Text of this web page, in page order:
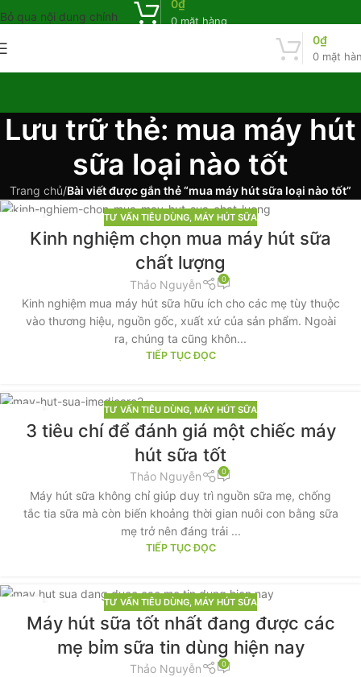
Bỏ qua nội dung chính 0 mặt hàng
0₫
0 mặt
0₫
Lưu trữ thẻ: mua máy hút
sữa loại nào tốt
Trang chủ/Bài viết được gắn thẻ “mua máy hút sữa loại nào tốt”
TH12
TƯ VẤN TIÊU DÙNG, MÁY HÚT SỮA
Kinh nghiệm chọn mua máy hút sữa
chất lượng
Thảo Nguyễn 0
Kinh nghiệm mua máy hút sữa hữu ích cho các mẹ tùy thuộc
vào thương hiệu, nguồn gốc, xuất xứ của sản phẩm. Ngoài
ra, chúng ta cũng khôn...
TIẾP TỤC ĐỌC
08
TH11
TƯ VẤN TIÊU DÙNG MÁY HÚT SỮA
3 tiêu chí để đánh giá một chiếc máy
hút sữa tốt
Thảo Nguyễn 0
Máy hút sữa không chỉ giúp duy trì nguồn sữa mẹ, chống
tắc tia sữa mà còn biến khoảng thời gian nuôi con bằng sữa
mẹ trở nên đáng trải ...
TIẾP TỤC ĐỌC
TH9
TƯ VẤN TIÊU DÙNG MÁY HÚT SỮA
Máy hút sữa tốt nhất đang được các
mẹ bỉm sữa tin dùng hiện nay
Thảo Nguyễn 0